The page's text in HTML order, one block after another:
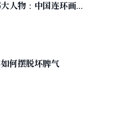
人物：中国连环画大
何摆脱坏脾气